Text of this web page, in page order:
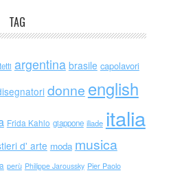
TAG
argentina brasile capolavori
donne english
Frida Kahlo giappone iliade italia
d' arte moda musica
perù Philippe Jaroussky Pier Paolo